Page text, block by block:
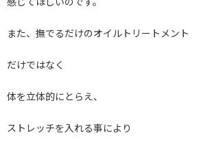
また、撫でるだけのオイルトリートメント
だけではなく
体を立体的にとらえ、
ストレッチを入れる事により